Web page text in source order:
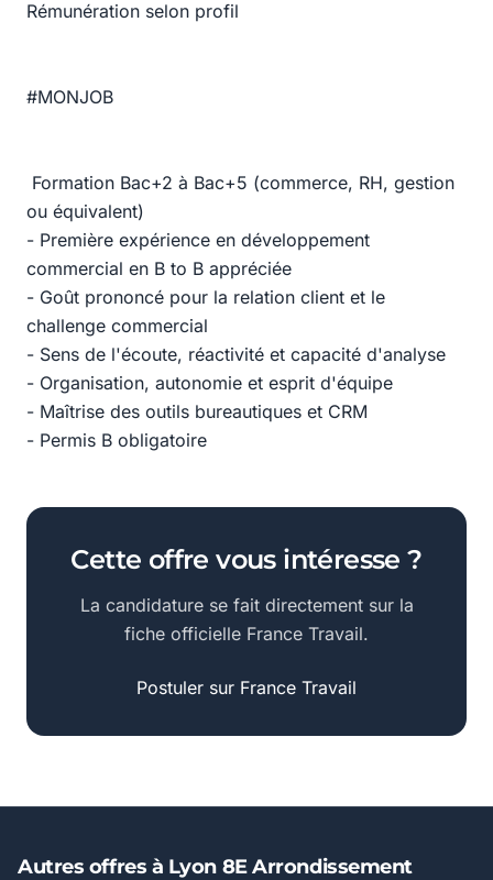
Rémunération selon profil
#MONJOB
Formation Bac+2 à Bac+5 (commerce, RH, gestion
ou équivalent)
- Première expérience en développement
commercial en B to B appréciée
- Goût prononcé pour la relation client et le
challenge commercial
- Sens de l'écoute, réactivité et capacité d'analyse
- Organisation, autonomie et esprit d'équipe
- Maîtrise des outils bureautiques et CRM
- Permis B obligatoire
Cette offre vous intéresse ?
La candidature se fait directement sur la
fiche officielle France Travail.
Postuler sur France Travail
Autres offres à Lyon 8E Arrondissement